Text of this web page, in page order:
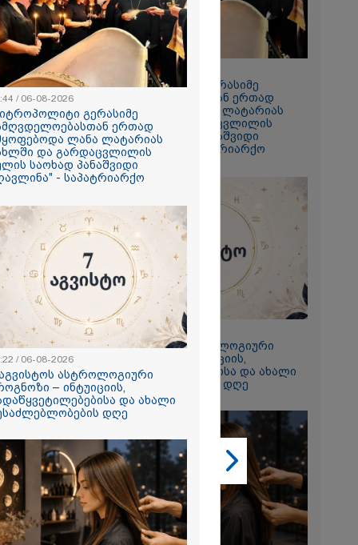
ნია
მას
აბურდული
რომ
გიგა
ანასტასია
ადვოკატი
08:44 / 06-08-2026
"მიტროპოლიტი გერასიმე
სამღვდელოებასთან ერთად
იმყოფებოდა ლანა ლატარიას
სახლში და გარდაცვლილის
სულის საოხად პანაშვიდი
აღავლინა" - საპატრიარქო
23:22 / 06-08-2026
7 აგვისტოს ასტროლოგიური
პროგნოზი – ინტუიციის,
გადაწყვეტილებებისა და ახალი
შესაძლებლობების დღე
/ 06-08-2026
გერასიმე
ერთად
ლანა ლატარიას
და გარდაცვლილის
საოხად პანაშვიდი
- საპატრიარქო
/ 06-08-2026
ასტროლოგიური
– ინტუიციის,
და ახალი
დღე